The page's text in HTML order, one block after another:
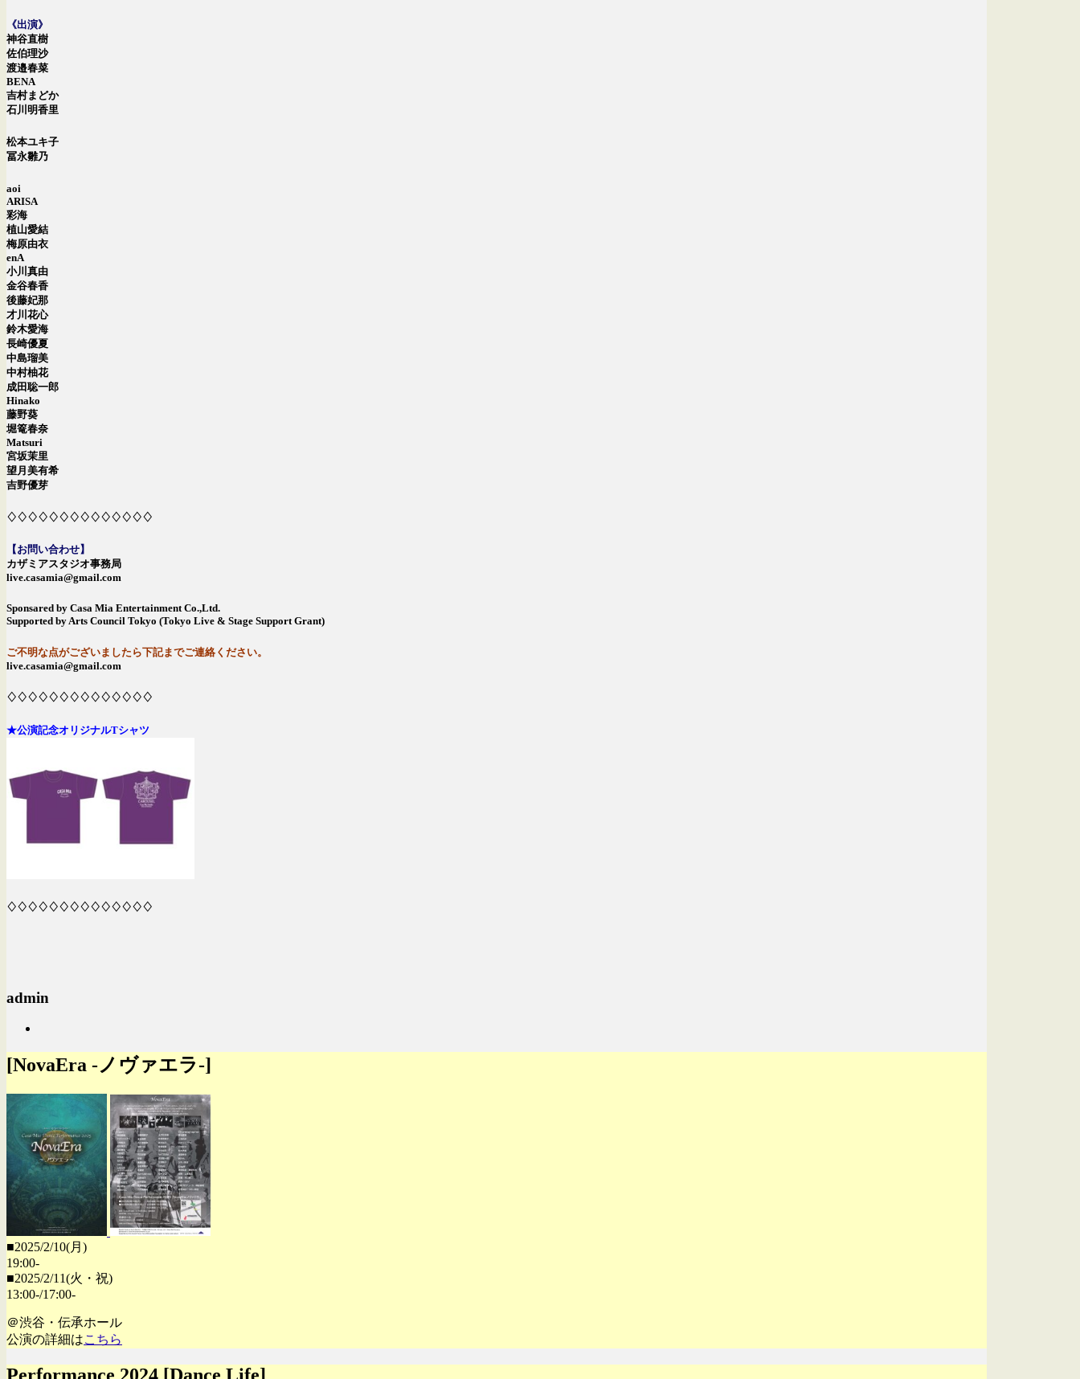
《出演》
神谷直樹
佐伯理沙
渡邉春菜
BENA
吉村まどか
石川明香里
松本ユキ子
冨永雛乃
aoi
ARISA
彩海
植山愛結
梅原由衣
enA
小川真由
金谷春香
後藤妃那
才川花心
鈴木愛海
長崎優夏
中島瑠美
中村柚花
成田聡一郎
Hinako
藤野葵
堀篭春奈
Matsuri
宮坂茉里
望月美有希
吉野優芽
♢♢♢♢♢♢♢♢♢♢♢♢♢♢
【お問い合わせ】
カザミアスタジオ事務局
live.casamia@gmail.com
Sponsared by Casa Mia Entertainment Co.,Ltd.
Supported by Arts Council Tokyo (Tokyo Live & Stage Support Grant)
ご不明な点がございましたら下記までご連絡ください。
live.casamia@gmail.com
♢♢♢♢♢♢♢♢♢♢♢♢♢♢
★公演記念オリジナルTシャツ
♢♢♢♢♢♢♢♢♢♢♢♢♢♢
admin
[NovaEra -ノヴァエラ-]
■2025/2/10(月)
19:00-
■2025/2/11(火・祝)
13:00-/17:00-
＠渋谷・伝承ホール
公演の詳細はこちら